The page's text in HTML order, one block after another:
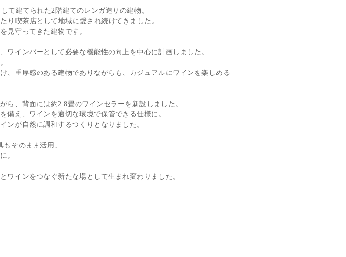
て建てられた2階建てのレンガ造りの建物。
り喫茶店として地域に愛され続けてきました。
見守ってきた建物です。
ワインバーとして必要な機能性の向上を中心に計画しました。
、重厚感のある建物でありながらも、カジュアルにワインを楽しめる
ら、背面には約2.8畳のワインセラーを新設しました。
備え、ワインを適切な環境で保管できる仕様に。
ンが自然に調和するつくりとなりました。
そのまま活用。
。
ワインをつなぐ新たな場として生まれ変わりました。